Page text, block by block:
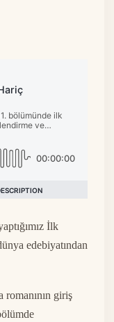
İlk
edebiyatından
giriş